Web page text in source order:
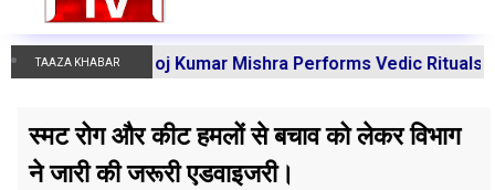
TAAZA KHABAR
Manoj Kumar Mishra Performs Vedic Rituals for the
स्मट रोग और कीट हमलों से बचाव को लेकर विभाग
ने जारी की जरूरी एडवाइजरी।